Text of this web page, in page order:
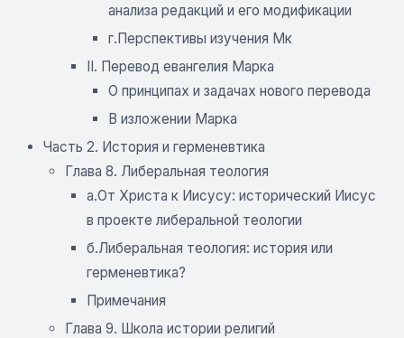
анализа редакций и его модификации
г.Перспективы изучения Мк
II. Перевод евангелия Марка
О принципах и задачах нового перевода
В изложении Марка
Часть 2. История и герменевтика
Глава 8. Либеральная теология
а.От Христа к Иисусу: исторический Иисус
в проекте либеральной теологии
б.Либеральная теология: история или
герменевтика?
Примечания
Глава 9. Школа истории религий